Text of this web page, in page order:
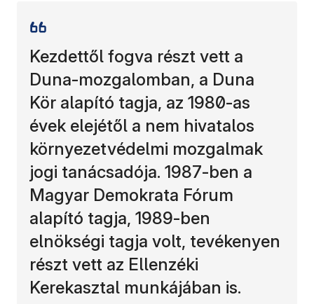
Kezdettől fogva részt vett a
Duna-mozgalomban, a Duna
Kör alapító tagja, az 1980-as
évek elejétől a nem hivatalos
környezetvédelmi mozgalmak
jogi tanácsadója. 1987-ben a
Magyar Demokrata Fórum
alapító tagja, 1989-ben
elnökségi tagja volt, tevékenyen
részt vett az Ellenzéki
Kerekasztal munkájában is.